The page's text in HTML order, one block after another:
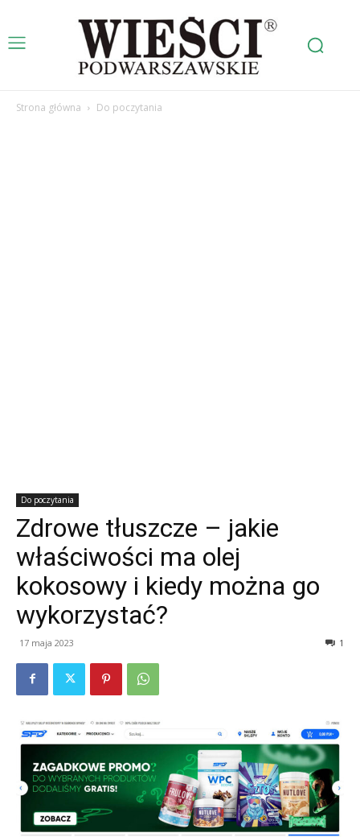
Strona główna Do poczytania
Do poczytania
Zdrowe tłuszcze – jakie
właściwości ma olej
kokosowy i kiedy można go
wykorzystać?
17 maja 2023 1